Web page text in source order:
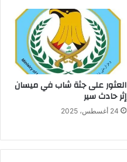
العثور على جثة شاب في ميسان
إثر حادث سير
24 أغسطس، 2025